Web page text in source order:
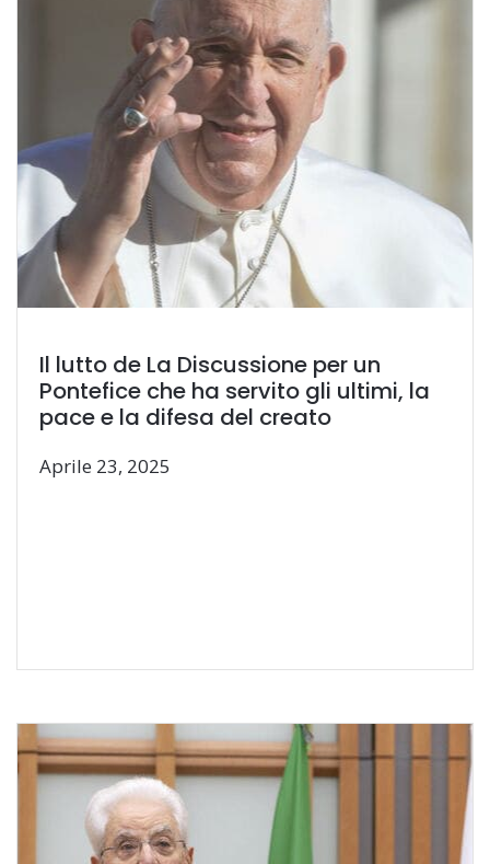
Il lutto de La Discussione per un
Pontefice che ha servito gli ultimi, la
pace e la difesa del creato
Aprile 23, 2025